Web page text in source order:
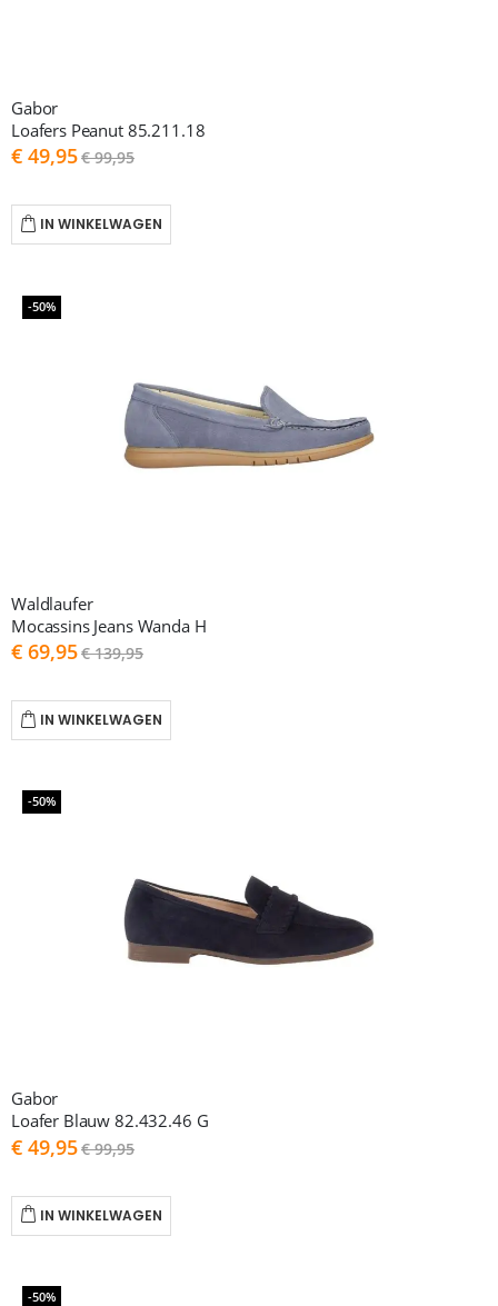
Gabor
Loafers Peanut 85.211.18
As
low
€ 49,95€ 99,95
IN WINKELWAGEN
-50%
Waldlaufer
Mocassins Jeans Wanda H
As
low
€ 69,95€ 139,95
IN WINKELWAGEN
-50%
Gabor
Loafer Blauw 82.432.46 G
As
low
€ 49,95€ 99,95
IN WINKELWAGEN
-50%